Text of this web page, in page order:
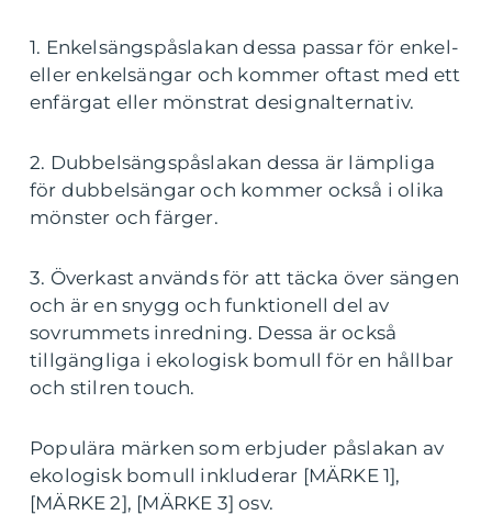
1. Enkelsängspåslakan dessa passar för enkel-
eller enkelsängar och kommer oftast med ett
enfärgat eller mönstrat designalternativ.
2. Dubbelsängspåslakan dessa är lämpliga
för dubbelsängar och kommer också i olika
mönster och färger.
3. Överkast används för att täcka över sängen
och är en snygg och funktionell del av
sovrummets inredning. Dessa är också
tillgängliga i ekologisk bomull för en hållbar
och stilren touch.
Populära märken som erbjuder påslakan av
ekologisk bomull inkluderar [MÄRKE 1],
[MÄRKE 2], [MÄRKE 3] osv.